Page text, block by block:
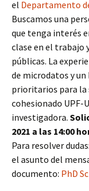
el Departamento
Buscamos una
que tenga interés
clase en el trabajo
públicas. La
de microdatos y
prioritarios para la
cohesionado UPF-
investigadora.
2021 a las 14:00
Para resolver dudas:
el asunto del
documento: PhD